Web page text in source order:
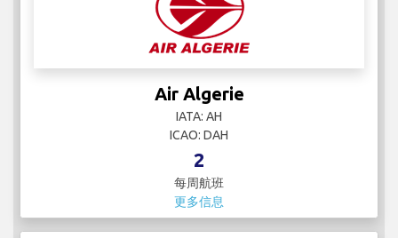
Air Algerie
IATA: AH
ICAO: DAH
2
每周航班
更多信息